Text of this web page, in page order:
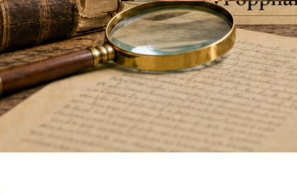
Släktforskarkollo för
ungdomar.
28 april, 2026